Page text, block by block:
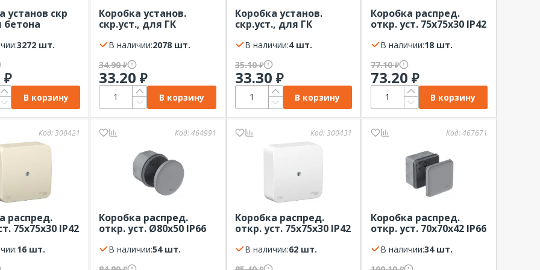
установ скр
бетона
Systeme
в уп.)
3272 шт.
₽
В корзину
Коробка установ.
скр.уст., для ГК
68(65)х45мм, желтая
Systeme Electric
В наличии:
2078 шт.
34.90₽
33.20₽
В корзину
Коробка установ.
скр.уст., для ГК
68(65)х45мм, желтая
DIY Systeme Electric
В наличии:
4 шт.
35.10₽
33.30 ₽
В корзину
Коробка распред.
откр. уст. 75х75х30 IP42
бежевый Systeme
Electric Blanca
В наличии:
18 шт.
77.10₽
73.20 ₽
В корзину
Код:300421
распред.
75х75х30 IP42
16 шт.
Код:464991
Коробка распред.
откр. уст. Ø80x50 IP66
MultiBox с
мембранными
В наличии:
54 шт.
Код:300431
Коробка распред.
откр. уст. 75х75х30 IP42
Blanca
В наличии:
62 шт.
Код:467671
Коробка распред.
откр. уст. 70х70х42 IP66
MultiBox с
мембранными
В наличии:
34 шт.